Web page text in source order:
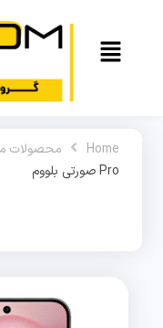
Home محصولات
Pro صورتی بلووم